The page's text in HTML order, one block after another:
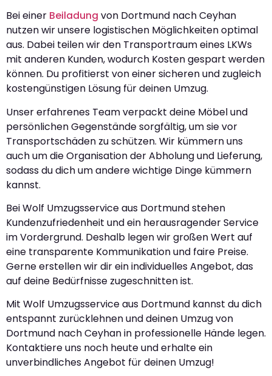
Bei einer Beiladung von Dortmund nach Ceyhan
nutzen wir unsere logistischen Möglichkeiten optimal
aus. Dabei teilen wir den Transportraum eines LKWs
mit anderen Kunden, wodurch Kosten gespart werden
können. Du profitierst von einer sicheren und zugleich
kostengünstigen Lösung für deinen Umzug.
Unser erfahrenes Team verpackt deine Möbel und
persönlichen Gegenstände sorgfältig, um sie vor
Transportschäden zu schützen. Wir kümmern uns
auch um die Organisation der Abholung und Lieferung,
sodass du dich um andere wichtige Dinge kümmern
kannst.
Bei Wolf Umzugsservice aus Dortmund stehen
Kundenzufriedenheit und ein herausragender Service
im Vordergrund. Deshalb legen wir großen Wert auf
eine transparente Kommunikation und faire Preise.
Gerne erstellen wir dir ein individuelles Angebot, das
auf deine Bedürfnisse zugeschnitten ist.
Mit Wolf Umzugsservice aus Dortmund kannst du dich
entspannt zurücklehnen und deinen Umzug von
Dortmund nach Ceyhan in professionelle Hände legen.
Kontaktiere uns noch heute und erhalte ein
unverbindliches Angebot für deinen Umzug!